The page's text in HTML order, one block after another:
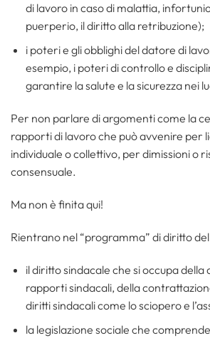
di lavoro in caso di malattia,
puerperio, il diritto alla retribuzione);
i poteri e gli obblighi del datore di
esempio, i poteri di controllo e
garantire la salute e la sicurezza nei
Per non parlare di argomenti come la
rapporti di lavoro che può avvenire per
individuale o collettivo, per dimissioni o
consensuale.
Ma non è finita qui!
Rientrano nel “programma” di diritto
il diritto sindacale che si occupa della
rapporti sindacali, della
diritti sindacali come lo sciopero e
la legislazione sociale che